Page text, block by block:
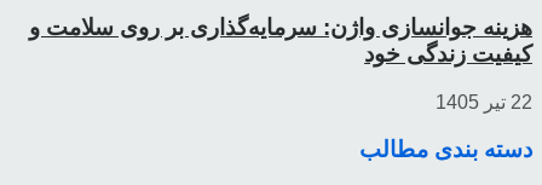
هزینه جوانسازی واژن: سرمایه‌گذاری بر روی سلامت و
کیفیت زندگی خود
22 تیر 1405
دسته بندی مطالب